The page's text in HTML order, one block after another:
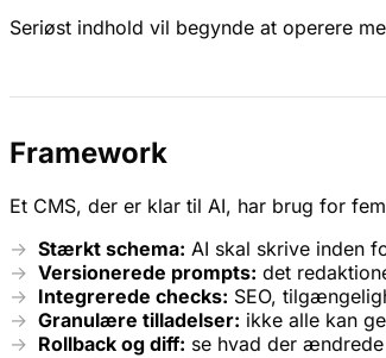
Seriøst indhold vil begynde at operere
Framework
Et CMS, der er klar til AI, har brug for
Stærkt schema: AI skal skrive inden
Versionerede prompts: det
Integrerede checks: SEO,
Granulære tilladelser: ikke alle kan
Rollback og diff: se hvad der